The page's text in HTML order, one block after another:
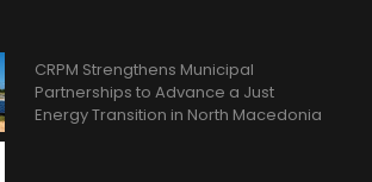
CRPM Strengthens Municipal
Partnerships to Advance a Just
Energy Transition in North Macedonia